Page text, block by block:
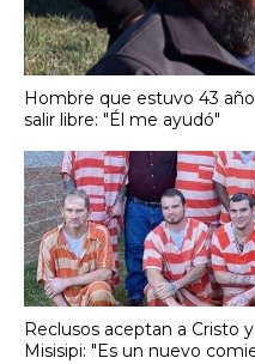
Hombre que estuvo 43
salir libre: "Él me ayudó"
Reclusos aceptan a Cristo
Misisipi: "Es un nuevo